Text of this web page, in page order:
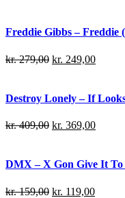
Freddie Gibbs – Freddie
kr.279,00 kr. 249,00
Destroy Lonely – If
kr.409,00 kr. 369,00
DMX – X Gon Give It
kr.159,00 kr. 119,00